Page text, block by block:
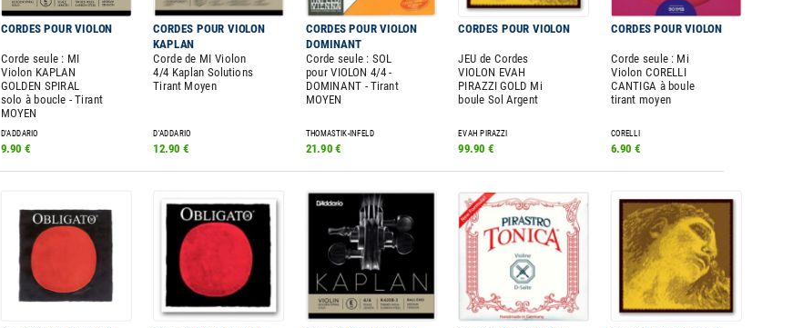
CORDES POUR VIOLON
CORDES POUR VIOLON
KAPLAN
CORDES POUR VIOLON
DOMINANT
CORDES POUR VIOLON CORDES POUR VIOLON
Corde seule : MI
Violon KAPLAN
GOLDEN SPIRAL
solo à boucle - Tirant
MOYEN
Corde de MI Violon
4/4 Kaplan Solutions
Tirant Moyen
Corde seule : SOL
pour VIOLON 4/4 -
DOMINANT - Tirant
MOYEN
JEU de Cordes
VIOLON EVAH
PIRAZZI GOLD Mi
boule Sol Argent
Corde seule : Mi
Violon CORELLI
CANTIGA à boule
tirant moyen
D'ADDARIO D'ADDARIO THOMASTIK-INFELD EVAH PIRAZZI CORELLI
9.90 € 12.90 € 21.90 € 99.90 € 6.90 €